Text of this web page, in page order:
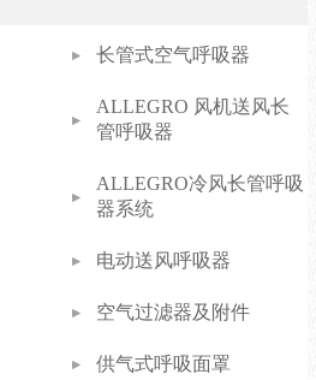
长管式空气呼吸器
ALLEGRO 风机送风长
管呼吸器
ALLEGRO冷风长管呼吸
器系统
电动送风呼吸器
空气过滤器及附件
供气式呼吸面罩